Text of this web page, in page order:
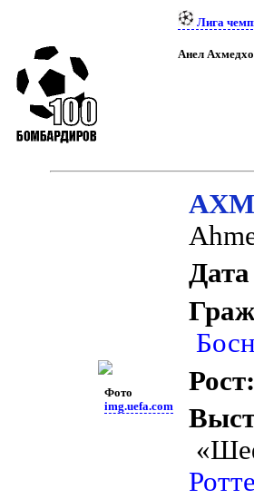
Лига
Анел
Фото
img.uefa.com
Рост: